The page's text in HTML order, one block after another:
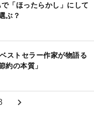
「ほったらかし」にして
ぶ？
ストセラー作家が物語る
約の本質」